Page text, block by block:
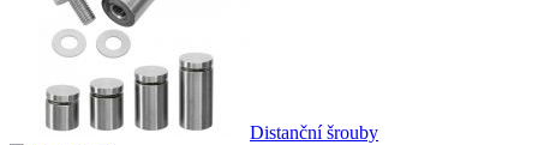
Distanční šrouby